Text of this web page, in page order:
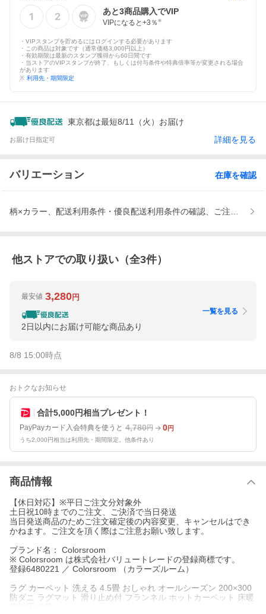
あと3商品購入でVIP
VIPになると+3 ％ ※
・VIPスタンプを貯めるにはログインする必要があります
・この商品は対象です（通常価格3,000円以上）
・有効期限は最新のスタンプ獲得から60日間です
・当ストアのVIPスタンプが終了、もしくは付与条件や特典倍率等が変更される場合
があります
※ 利用先・期間限定
東京都は最短8/11（火）お届け
お届け日指定可 詳細を見る
バリエーション 在庫を確認
柄×カラー、配送利用条件・優良配送利用条件の確認、ご注文確定
他ストアでの取り扱い（全3件）
最安値 3,280円
2日以内にお届け可能な商品あり
一覧を見る
8/8 15:00時点
おトクなお知らせ
合計5,000円相当プレゼント！
PayPayカード入会特典を使うと 4,780円 0円
うち2,000円相当は利用先・期間限定。他条件あり
商品情報
【休日対応】※平日ご注文分対象外
土日祝10時までのご注文、ご決済で当日発送
当日発送商品のためご注文確定後の内容変更、キャンセルはでき
かねます。ご注文を頂く際はご注意お願い致します。
ブランド名： Colorsroom
※ Colorsroom は株式会社バリュートレードの登録商標です。
登録6480221 ／ Colorsroom （カラーズルーム）
ラグ カーペット 洗える 4.5畳 おしゃれ オールシーズン 200×300
防ダニ ラグマット 滑り止め付 フランネル ホットカーペット 床暖